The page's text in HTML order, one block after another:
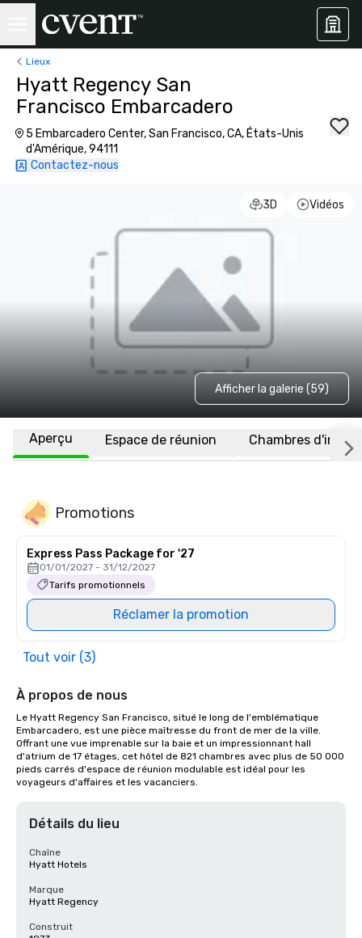
Lieux
Hyatt Regency San
Francisco Embarcadero
5 Embarcadero Center, San Francisco, CA, États-Unis
d'Amérique, 94111
Contactez-nous
3D Vidéos
Afficher la galerie (59)
Aperçu Espace de réunion Chambres
Promotions
Express Pass Package for '27
01/01/2027 - 31/12/2027
Tarifs promotionnels
Réclamer la promotion
Tout voir (3)
À propos de nous
Le Hyatt Regency San Francisco, situé le long de l'emblématique
Embarcadero, est une pièce maîtresse du front de mer de la ville.
Offrant une vue imprenable sur la baie et un impressionnant hall
d'atrium de 17 étages, cet hôtel de 821 chambres avec plus de 50 000
pieds carrés d'espace de réunion modulable est idéal pour les
voyageurs d'affaires et les vacanciers.
Détails du lieu
Chaîne
Hyatt Hotels
Marque
Hyatt Regency
Construit